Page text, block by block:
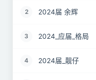
2 2024届 余辉
3 2024_应届_格局
4 2024届_靓仔